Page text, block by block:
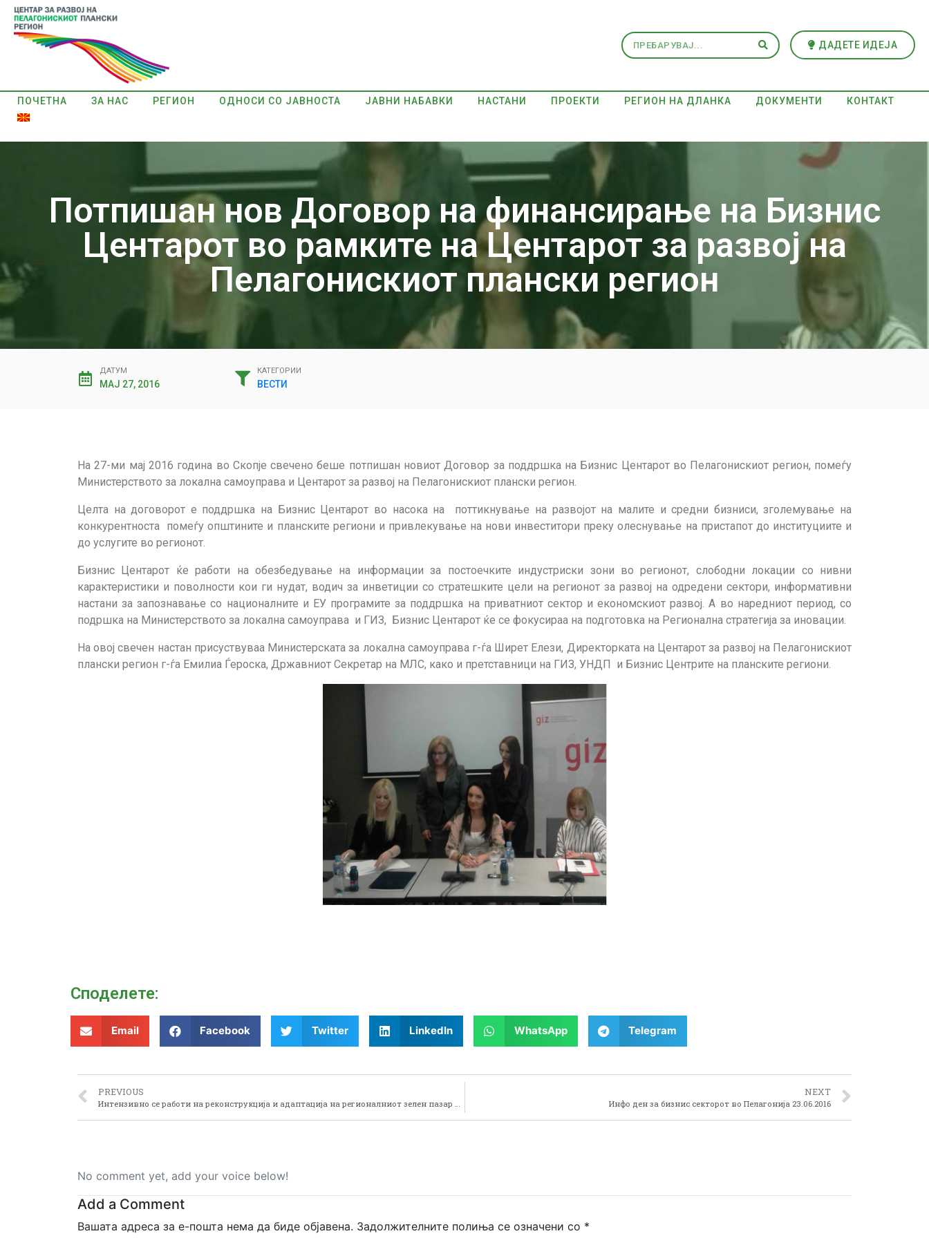
ДАДЕТЕ ИДЕЈА
ПОЧЕТНА ЗА НАС РЕГИОН ОДНОСИ СО ЈАВНОСТА ЈАВНИ НАБАВКИ НАСТАНИ ПРОЕКТИ РЕГИОН НА ДЛАНКА ДОКУМЕНТИ КОНТАКТ
Потпишан нов Договор на финансирање на Бизнис
Центарот во рамките на Центарот за развој на
Пелагонискиот плански регион
ДАТУМ
МАЈ 27, 2016
КАТЕГОРИИ
ВЕСТИ
На 27-ми мај 2016 година во Скопје свечено беше потпишан новиот Договор за поддршка на Бизнис Центарот во Пелагонискиот регион, помеѓу
Министерството за локална самоуправа и Центарот за развој на Пелагонискиот плански регион.
Целта на договорот е поддршка на Бизнис Центарот во насока на поттикнување на развојот на малите и средни бизниси, зголемување на
конкурентноста помеѓу општините и планските региони и привлекување на нови инвеститори преку олеснување на пристапот до институциите и
до услугите во регионот.
Бизнис Центарот ќе работи на обезбедување на информации за постоечките индустриски зони во регионот, слободни локации со нивни
карактеристики и поволности кои ги нудат, водич за инветиции со стратешките цели на регионот за развој на одредени сектори, информативни
настани за запознавање со националните и ЕУ програмите за поддршка на приватниот сектор и економскиот развој. А во наредниот период, со
подршка на Министерството за локална самоуправа и ГИЗ, Бизнис Центарот ќе се фокусираа на подготовка на Регионална стратегија за иновации.
На овој свечен настан присуствуваа Министерската за локална самоуправа г-ѓа Ширет Елези, Директорката на Центарот за развој на Пелагонискиот
плански регион г-ѓа Емилиа Ѓероска, Државниот Секретар на МЛС, како и претставници на ГИЗ, УНДП и Бизнис Центрите на планските региони.
Споделeте:
Email Facebook Twitter LinkedIn WhatsApp Telegram
PREVIOUS NEXT
Инфо ден за бизнис секторот во Пелагонија 23.06.2016
No comment yet, add your voice below!
Add a Comment
Вашата адреса за е-пошта нема да биде објавена. Задолжителните полиња се означени со *